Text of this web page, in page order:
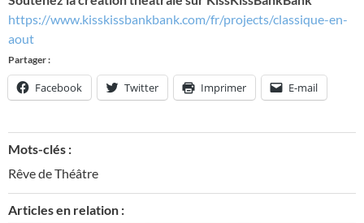
https://www.kisskissbankbank.com/fr/projects/classique-en-
aout
Partager :
Facebook Twitter Imprimer E-mail
Mots-clés :
Rêve de Théâtre
Articles en relation :